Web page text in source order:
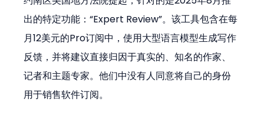
出的特定功能：“Expert Review”。该工具包含在每
月12美元的Pro订阅中，使用大型语言模型生成写作
反馈，并将建议直接归因于真实的、知名的作家、
记者和主题专家。他们中没有人同意将自己的身份
用于销售软件订阅。